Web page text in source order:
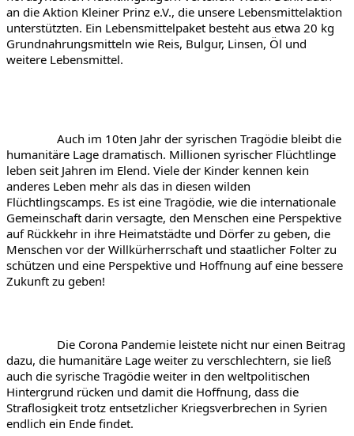
an die Aktion Kleiner Prinz e.V., die unsere Lebensmittelaktion
unterstützten. Ein Lebensmittelpaket besteht aus etwa 20 kg
Grundnahrungsmitteln wie Reis, Bulgur, Linsen, Öl und
weitere Lebensmittel.
Auch im 10ten Jahr der syrischen Tragödie bleibt die
humanitäre Lage dramatisch. Millionen syrischer Flüchtlinge
leben seit Jahren im Elend. Viele der Kinder kennen kein
anderes Leben mehr als das in diesen wilden
Flüchtlingscamps. Es ist eine Tragödie, wie die internationale
Gemeinschaft darin versagte, den Menschen eine Perspektive
auf Rückkehr in ihre Heimatstädte und Dörfer zu geben, die
Menschen vor der Willkürherrschaft und staatlicher Folter zu
schützen und eine Perspektive und Hoffnung auf eine bessere
Zukunft zu geben!
Die Corona Pandemie leistete nicht nur einen Beitrag
dazu, die humanitäre Lage weiter zu verschlechtern, sie ließ
auch die syrische Tragödie weiter in den weltpolitischen
Hintergrund rücken und damit die Hoffnung, dass die
Straflosigkeit trotz entsetzlicher Kriegsverbrechen in Syrien
endlich ein Ende findet.